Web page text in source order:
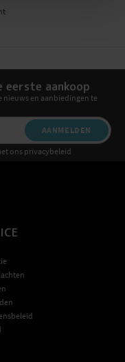
aankoop
nieuws en aanbiedingen te
AANMELDEN
ons privacybeleid